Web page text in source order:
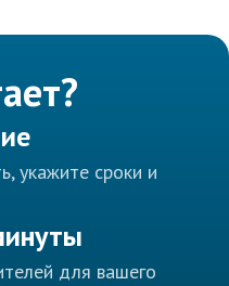
укажите сроки и
для вашего